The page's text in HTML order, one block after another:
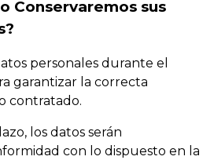
Conservaremos sus
personales durante el
garantizar la correcta
contratado.
los datos serán
con lo dispuesto en la